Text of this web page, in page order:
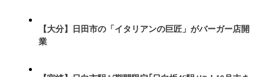
【大分】日田市の「イタリアンの巨匠」がバーガー店開
業